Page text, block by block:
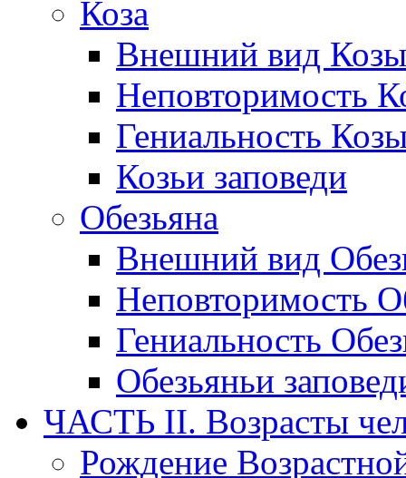
Коза
Внешний вид Козы
Неповторимость
Гениальность
Козьи заповеди
Обезьяна
Внешний вид
Неповторимость
Гениальность
Обезьяньи
ЧАСТЬ II. Возрасты
Рождение